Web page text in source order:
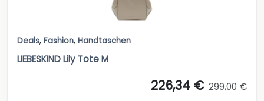
Deals, Fashion, Handtaschen
LIEBESKIND Lily Tote M
226,34 € 299,00 €